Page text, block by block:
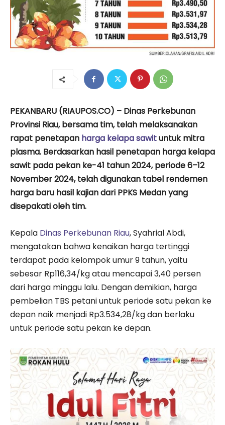
PEKANBARU (RIAUPOS.CO) – Dinas Perkebunan
Provinsi Riau, bersama tim, telah melaksanakan
rapat penetapan harga kelapa sawituntuk mitra
plasma. Berdasarkan hasil penetapan harga kelapa
sawit pada pekan ke-41 tahun 2024, periode 6–12
November 2024, telah digunakan tabel rendemen
harga baru hasil kajian dari PPKS Medan yang
disepakati oleh tim.
Kepala Dinas Perkebunan Riau, Syahrial Abdi,
mengatakan bahwa kenaikan harga tertinggi
terdapat pada kelompok umur 9 tahun, yaitu
sebesar Rp116,34/kg atau mencapai 3,40 persen
dari harga minggu lalu. Dengan demikian, harga
pembelian TBS petani untuk periode satu pekan ke
depan naik menjadi Rp3.534,28/kg dan berlaku
untuk periode satu pekan ke depan.